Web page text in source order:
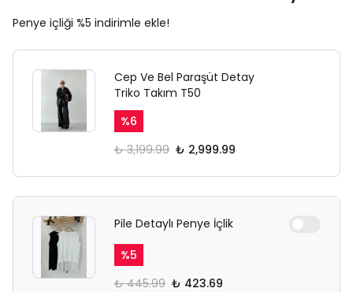
Penye içliği %5 indirimle ekle!
Cep Ve Bel Paraşüt Detay
Triko Takım T50
%6
₺ 3,199.99 ₺ 2,999.99
Pile Detaylı Penye İçlik
%5
₺ 445.99 ₺ 423.69